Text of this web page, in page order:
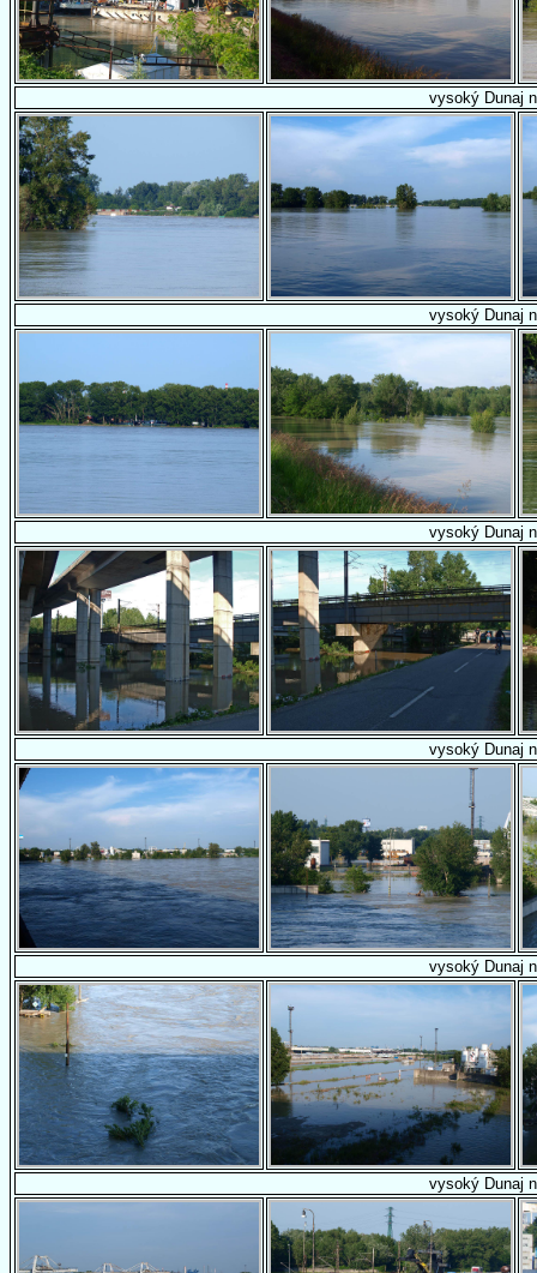
vysoký Dunaj
vysoký Dunaj
vysoký Dunaj
vysoký Dunaj
vysoký Dunaj
vysoký Dunaj